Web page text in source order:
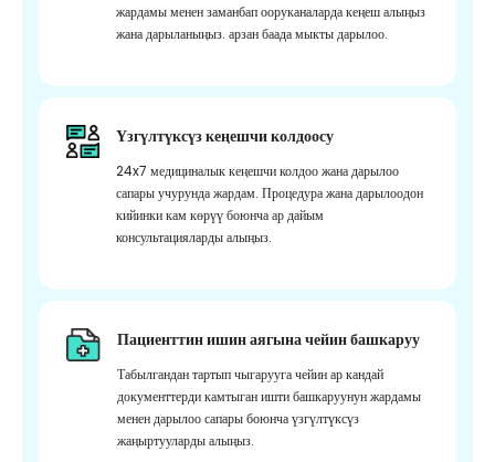
жардамы менен заманбап ооруканаларда кеңеш алыңыз
жана дарыланыңыз. арзан баада мыкты дарылоо.
Үзгүлтүксүз кеңешчи колдоосу
24x7 медициналык кеңешчи колдоо жана дарылоо
сапары учурунда жардам. Процедура жана дарылоодон
кийинки кам көрүү боюнча ар дайым
консультацияларды алыңыз.
Пациенттин ишин аягына чейин башкаруу
Табылгандан тартып чыгарууга чейин ар кандай
документтерди камтыган ишти башкаруунун жардамы
менен дарылоо сапары боюнча үзгүлтүксүз
жаңыртууларды алыңыз.